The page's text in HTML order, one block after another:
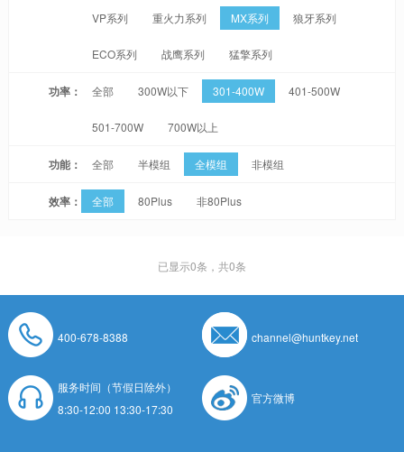
VP系列 重火力系列 MX系列 狼牙系列
ECO系列 战鹰系列 猛擎系列
功率： 全部 300W以下 301-400W 401-500W
501-700W 700W以上
功能： 全部 半模组 全模组 非模组
效率： 全部 80Plus 非80Plus
已显示0条，共0条
400-678-8388 channel@huntkey.net
服务时间（节假日除外）
8:30-12:00 13:30-17:30
官方微博